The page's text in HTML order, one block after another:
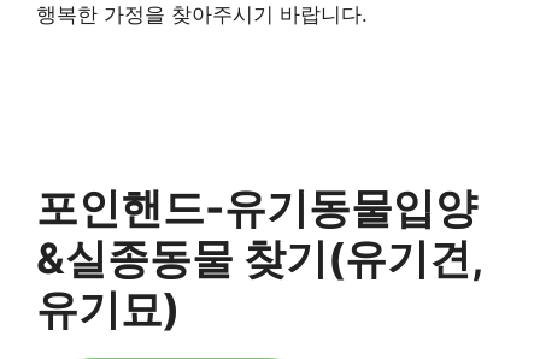
행복한 가정을 찾아주시기 바랍니다.
포인핸드-유기동물입양
&실종동물 찾기(유기견,
유기묘)